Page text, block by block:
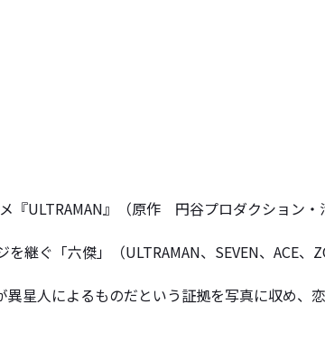
『ULTRAMAN』（原作 円谷プロダクション・
ぐ「六傑」（ULTRAMAN、SEVEN、ACE、
星人によるものだという証拠を写真に収め、